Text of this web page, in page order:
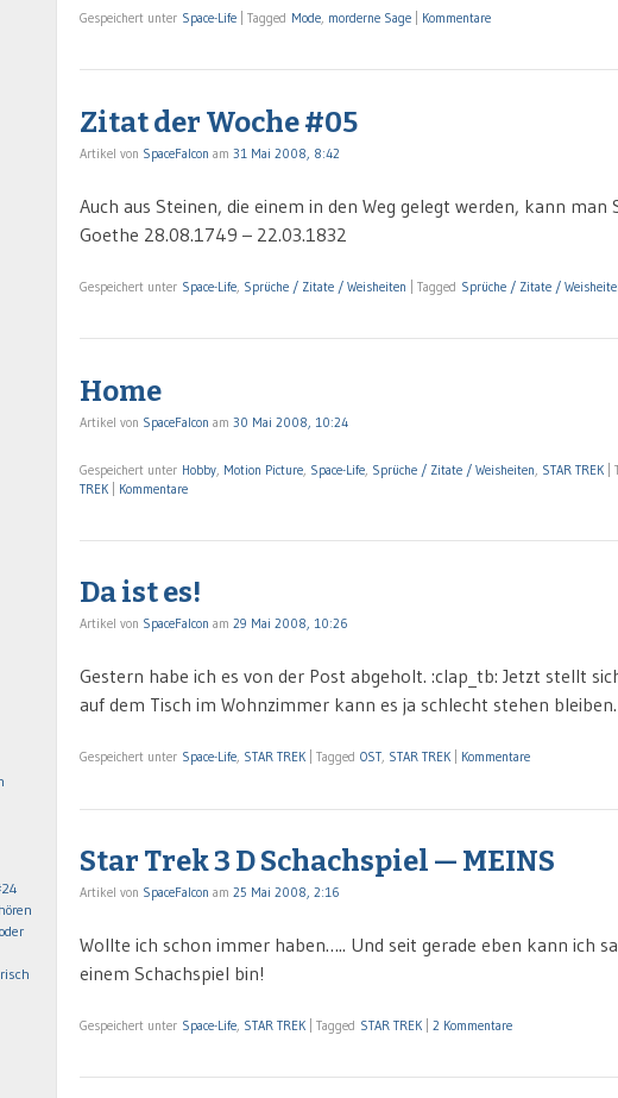
Gespeichert unter Space-Life Tagged Mode, morderne Sage Kommentare
Zitat der Woche #05
Artikel von SpaceFalcon am 31 Mai 2008, 8:42
Auch aus Steinen, die einem in den Weg gelegt werden, kann
Goethe 28.08.1749 – 22.03.1832
Gespeichert unter Space-Life Sprüche / Zitate / Weisheiten Tagged Sprüche / Zitate /
Home
Artikel von SpaceFalcon am 30 Mai 2008, 10:24
Gespeichert unter Hobby Motion Picture Space-Life Sprüche / Zitate / Weisheiten STAR TREK
TREK
Kommentare
Da ist es!
Artikel von SpaceFalcon am 29 Mai 2008, 10:26
Gestern habe ich es von der Post abgeholt. :clap_tb: Jetzt stellt
auf dem Tisch im Wohnzimmer kann es ja schlecht stehen
Gespeichert unter Space-Life, STAR TREK Tagged OST, STAR TREK Kommentare
Star Trek 3 D Schachspiel — MEINS
Artikel von SpaceFalcon am 25 Mai 2008, 2:16
Wollte ich schon immer haben….. Und seit gerade eben kann ich
einem Schachspiel bin!
Gespeichert unter Space-Life, STAR TREK Tagged STAR TREK 2 Kommentare